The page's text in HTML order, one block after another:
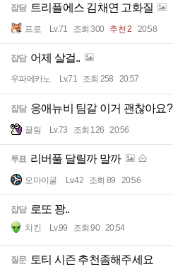
잡담 트리플에스 김채연 고화질
프로 Lv.71 조회 300 추천 2 20:58
잡담 어제 살걸..
우파메카노 Lv.71 조회 258 20:57
잡담 응애뉴비 팀갈 이거 괜찮아요?
끌림 Lv.73 조회 126 20:56
투표 리버풀 달릴까 말까
오마이굴 Lv.42 조회 89 20:56
잡담 로또 꽝..
치킨 Lv.99 조회 90 20:54
질문 토티 시즌 추천좀해주세요